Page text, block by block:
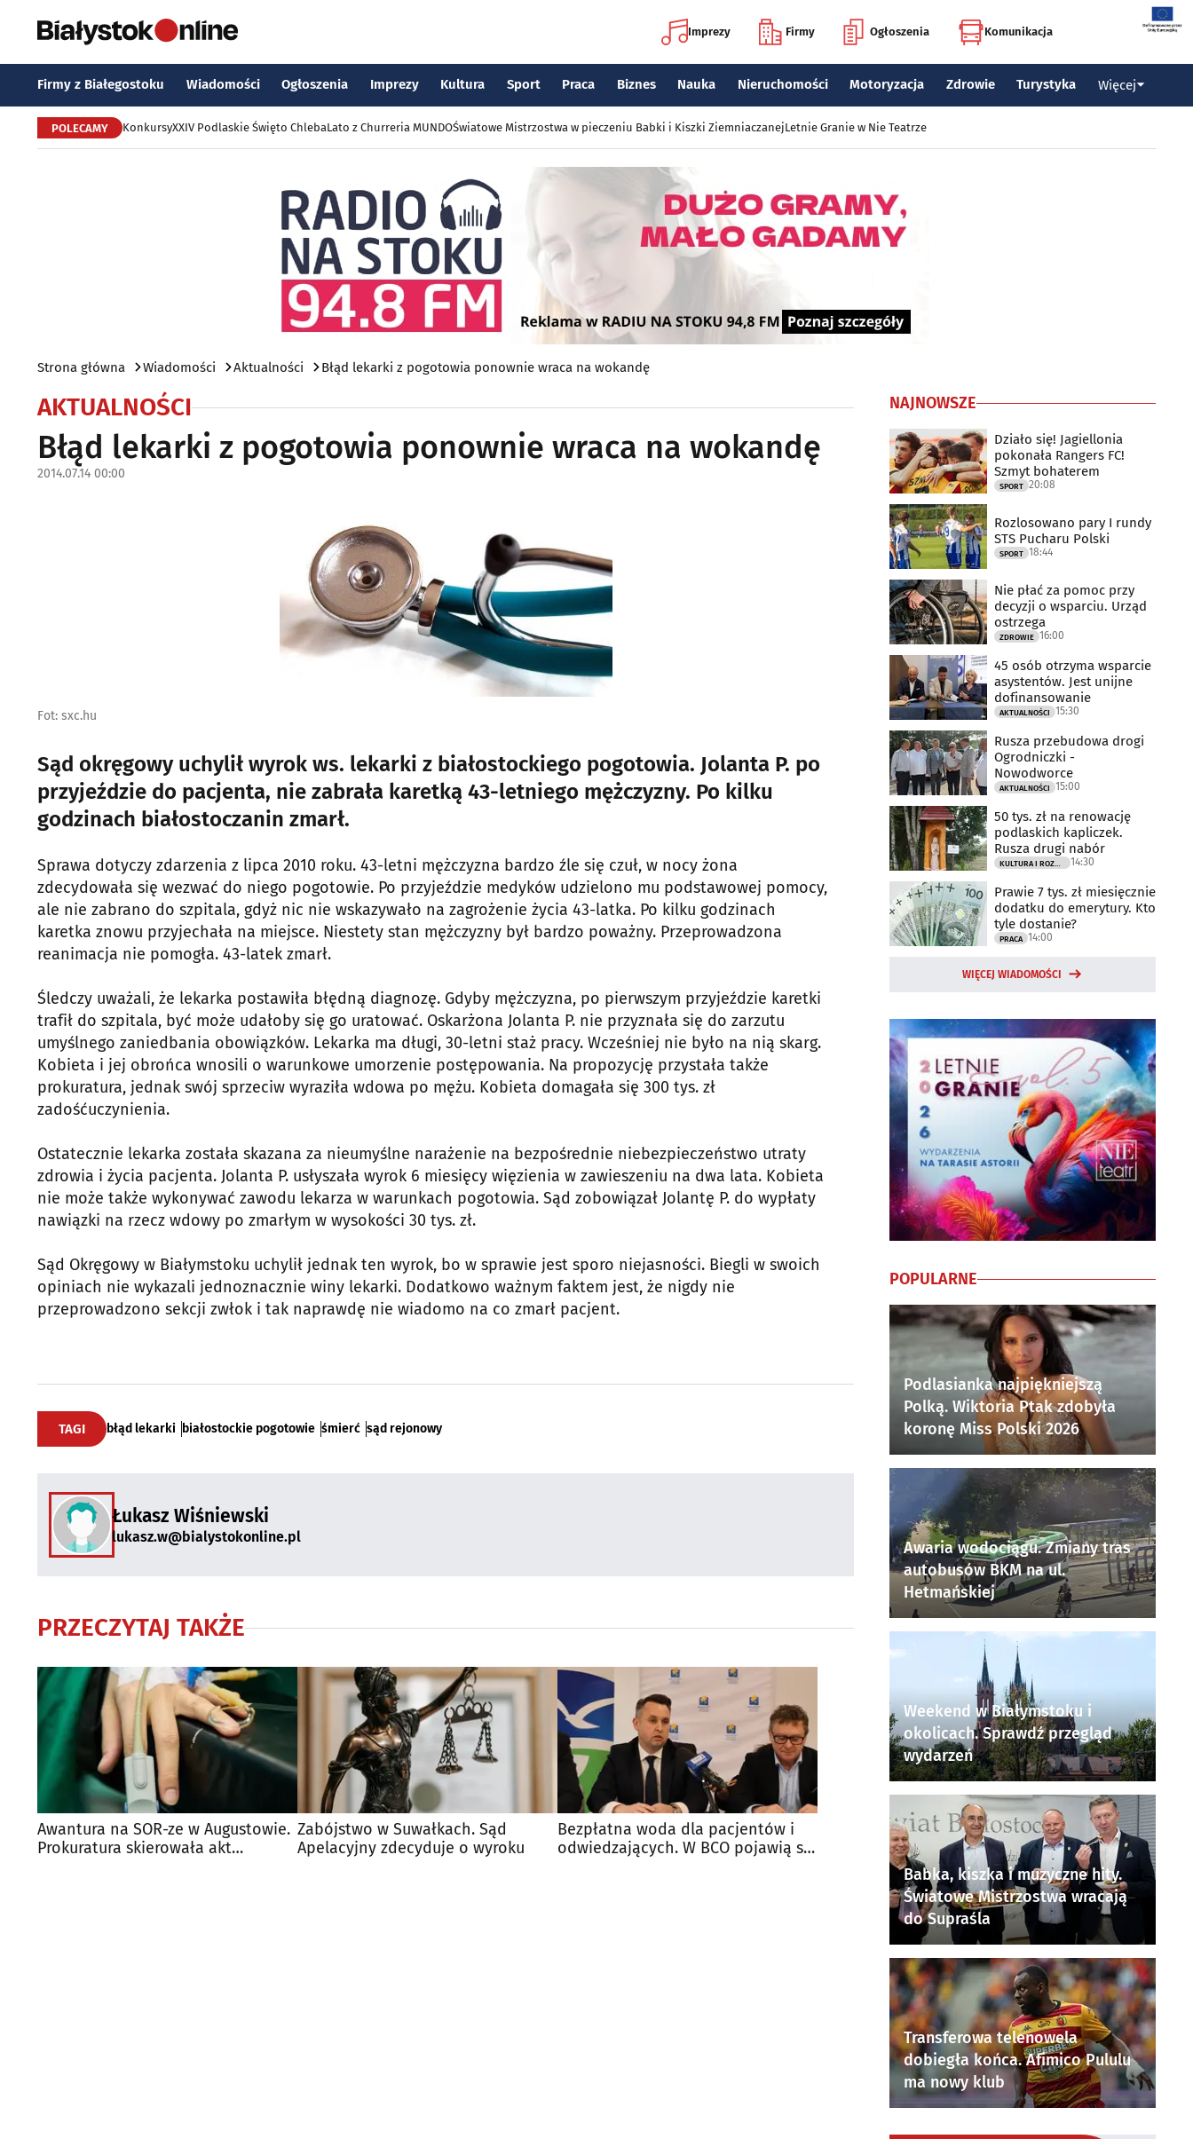
Imprezy Firmy Ogłoszenia Komunikacja
Firmy z Białegostoku Wiadomości Ogłoszenia Imprezy Kultura Sport Praca Biznes Nauka Nieruchomości Motoryzacja Zdrowie Turystyka Więcej
POLECAMY KonkursyXXIV Podlaskie Święto ChlebaLato z Churreria MUNDOŚwiatowe Mistrzostwa w pieczeniu Babki i Kiszki ZiemniaczanejLetnie Granie w Nie Teatrze
Strona główna Wiadomości Aktualności Błąd lekarki z pogotowia ponownie wraca na wokandę
AKTUALNOŚCI
Błąd lekarki z pogotowia ponownie wraca na wokandę
2014.07.14 00:00
Fot: sxc.hu
Sąd okręgowy uchylił wyrok ws. lekarki z białostockiego pogotowia. Jolanta P. po
przyjeździe do pacjenta, nie zabrała karetką 43-letniego mężczyzny. Po kilku
godzinach białostoczanin zmarł.
Sprawa dotyczy zdarzenia z lipca 2010 roku. 43-letni mężczyzna bardzo źle się czuł, w nocy żona
zdecydowała się wezwać do niego pogotowie. Po przyjeździe medyków udzielono mu podstawowej pomocy,
ale nie zabrano do szpitala, gdyż nic nie wskazywało na zagrożenie życia 43-latka. Po kilku godzinach
karetka znowu przyjechała na miejsce. Niestety stan mężczyzny był bardzo poważny. Przeprowadzona
reanimacja nie pomogła. 43-latek zmarł.
Śledczy uważali, że lekarka postawiła błędną diagnozę. Gdyby mężczyzna, po pierwszym przyjeździe karetki
trafił do szpitala, być może udałoby się go uratować. Oskarżona Jolanta P. nie przyznała się do zarzutu
umyślnego zaniedbania obowiązków. Lekarka ma długi, 30-letni staż pracy. Wcześniej nie było na nią skarg.
Kobieta i jej obrońca wnosili o warunkowe umorzenie postępowania. Na propozycję przystała także
prokuratura, jednak swój sprzeciw wyraziła wdowa po mężu. Kobieta domagała się 300 tys. zł
zadośćuczynienia.
Ostatecznie lekarka została skazana za nieumyślne narażenie na bezpośrednie niebezpieczeństwo utraty
zdrowia i życia pacjenta. Jolanta P. usłyszała wyrok 6 miesięcy więzienia w zawieszeniu na dwa lata. Kobieta
nie może także wykonywać zawodu lekarza w warunkach pogotowia. Sąd zobowiązał Jolantę P. do wypłaty
nawiązki na rzecz wdowy po zmarłym w wysokości 30 tys. zł.
Sąd Okręgowy w Białymstoku uchylił jednak ten wyrok, bo w sprawie jest sporo niejasności. Biegli w swoich
opiniach nie wykazali jednoznacznie winy lekarki. Dodatkowo ważnym faktem jest, że nigdy nie
przeprowadzono sekcji zwłok i tak naprawdę nie wiadomo na co zmarł pacjent.
TAGI błąd lekarki białostockie pogotowie śmierć sąd rejonowy
Łukasz Wiśniewski
lukasz.w@bialystokonline.pl
PRZECZYTAJ TAKŻE
Awantura na SOR-ze w Augustowie.
Prokuratura skierowała akt
Zabójstwo w Suwałkach. Sąd
Apelacyjny zdecyduje o wyroku
Bezpłatna woda dla pacjentów i
odwiedzających. W BCO pojawią się
NAJNOWSZE
Działo się! Jagiellonia
pokonała Rangers FC!
Szmyt bohaterem
SPORT 20:08
Rozlosowano pary I rundy
STS Pucharu Polski
SPORT 18:44
Nie płać za pomoc przy
decyzji o wsparciu. Urząd
ostrzega
ZDROWIE 16:00
45 osób otrzyma wsparcie
asystentów. Jest unijne
dofinansowanie
AKTUALNOŚCI 15:30
Rusza przebudowa drogi
Ogrodniczki -
Nowodworce
AKTUALNOŚCI 15:00
50 tys. zł na renowację
podlaskich kapliczek.
Rusza drugi nabór
14:30
Prawie 7 tys. zł miesięcznie
dodatku do emerytury. Kto
tyle dostanie?
PRACA 14:00
WIĘCEJ WIADOMOŚCI
POPULARNE
Podlasianka najpiękniejszą
Polką. Wiktoria Ptak zdobyła
koronę Miss Polski 2026
Awaria wodociągu. Zmiany tras
autobusów BKM na ul.
Hetmańskiej
Weekend w Białymstoku i
okolicach. Sprawdź przegląd
wydarzeń
Babka, kiszka i muzyczne hity.
Światowe Mistrzostwa wracają
do Supraśla
Transferowa telenowela
dobiegła końca. Afimico Pululu
ma nowy klub